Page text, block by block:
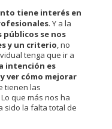
tiene interés en
. Y a la
públicos se nos
y un criterio, no
tenga que ir a
intención es
ver cómo mejorar
tienen las
que más nos ha
sido la falta total de